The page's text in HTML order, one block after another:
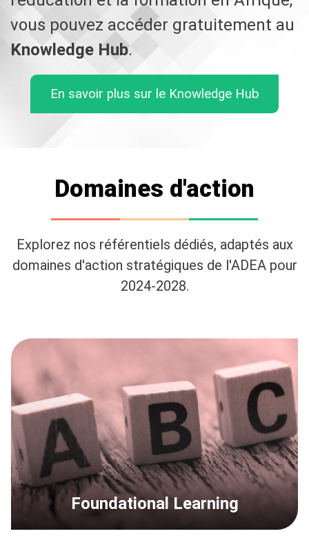
vous pouvez accéder gratuitement au
Knowledge Hub.
En savoir plus sur le Knowledge Hub
Domaines d'action
Explorez nos référentiels dédiés, adaptés aux
domaines d'action stratégiques de l'ADEA pour
2024-2028.
Foundational Learning